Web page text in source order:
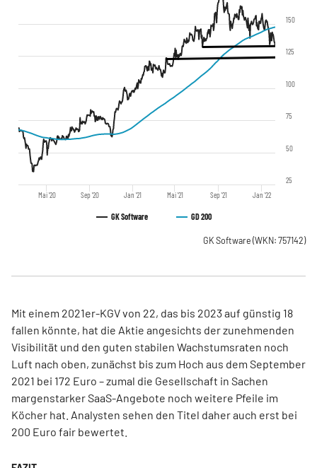
GK Software GD 200
Mai '20 Sep '20 Jan '21 Mai '21 Sep '21 Jan '22
25
50
75
100
125
150
GK Software (WKN: 757142)
Mit einem 2021er-KGV von 22, das bis 2023 auf günstig 18
fallen könnte, hat die Aktie angesichts der zunehmenden
Visibilität und den guten stabilen Wachstumsraten noch
Luft nach oben, zunächst bis zum Hoch aus dem September
2021 bei 172 Euro – zumal die Gesellschaft in Sachen
margenstarker SaaS-Angebote noch weitere Pfeile im
Köcher hat. Analysten sehen den Titel daher auch erst bei
200 Euro fair bewertet.